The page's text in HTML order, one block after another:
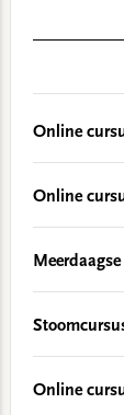
Online
Online
Online